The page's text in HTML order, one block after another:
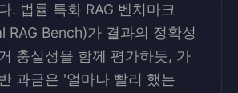
. 법률 특화 RAG 벤치마크
RAG Bench)가 결과의 정확성
충실성을 함께 평가하듯, 가
과금은 '얼마나 빨리 했는